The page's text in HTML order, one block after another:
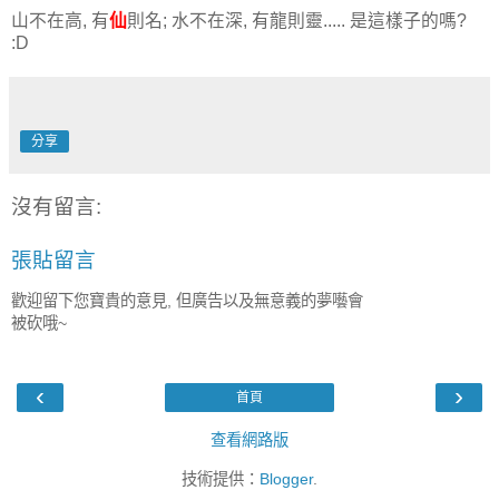
山不在高, 有仙則名; 水不在深, 有龍則靈..... 是這樣子的嗎?
:D
分享
沒有留言:
張貼留言
歡迎留下您寶貴的意見, 但廣告以及無意義的夢囈會
被砍哦~
‹ ›
首頁
查看網路版
技術提供： Blogger.